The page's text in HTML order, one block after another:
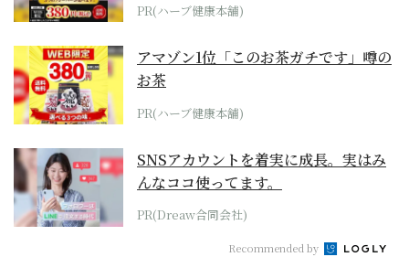
PR(ハーブ健康本舗)
アマゾン1位「このお茶ガチです」噂の
お茶
PR(ハーブ健康本舗)
SNSアカウントを着実に成長。実はみ
んなココ使ってます。
PR(Dreaw合同会社)
Recommended by